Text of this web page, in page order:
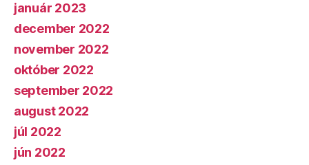
január 2023
december 2022
november 2022
október 2022
september 2022
august 2022
júl 2022
jún 2022